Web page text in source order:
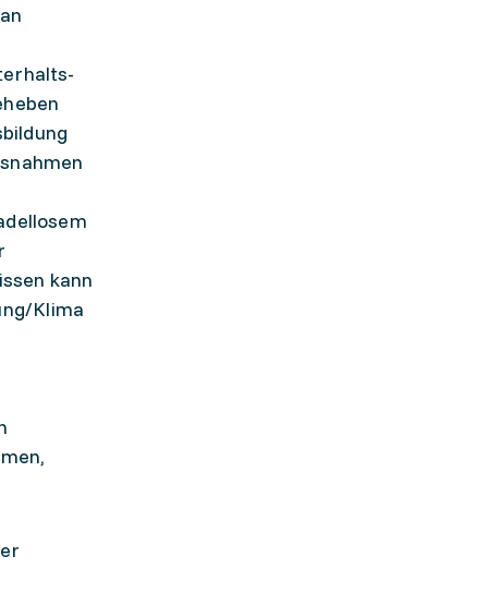
kann
Klima